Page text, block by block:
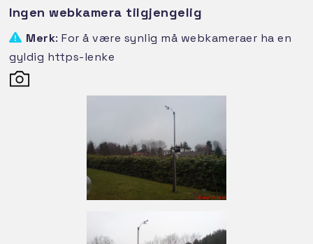
dalle creste dello spartiacque degli
appennini. Il versante, in cui è situata la
stazione di rilevamento, è quello rivolto ad
ESE. La vallata però, no è rettilinea, e
presenta diversi promontori al suo interno.
L’orientamento principale della vallata, è da
da SW, riesce a penetrare facilmente, e ad
influenzarne il clima. Se il vento dai
quadranti meridionali, è quello che prevale
nell’arco dell’anno con maggiore intensità,
non mancano certo i periodi in cui, la Bora,
entra nella valle. Il suo ingresso però, non è
Ingen webkamera tilgjengelig
Merk: For å være synlig må webkameraer ha en
gyldig https-lenke